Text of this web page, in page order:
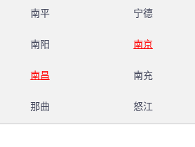
南平 宁德
南阳 南京
南昌 南充
那曲 怒江